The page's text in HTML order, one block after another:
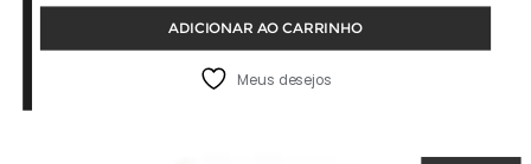
original
era:
R$10,97.
atual
é:
R$8,97.
ADICIONAR AO CARRINHO
Meus desejos